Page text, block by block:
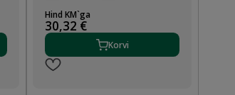
Hind KM`ga
30,32 €
Korvi